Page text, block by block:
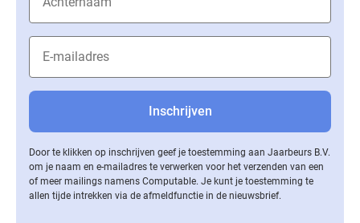
Door te klikken op inschrijven geef je toestemming aan Jaarbeurs B.V.
om je naam en e-mailadres te verwerken voor het verzenden van een
of meer mailings namens Computable. Je kunt je toestemming te
allen tijde intrekken via de af­meld­func­tie in de nieuwsbrief.